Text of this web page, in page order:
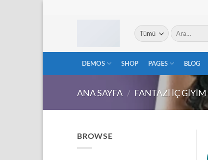
Ara:
DEMOS SHOP PAGES BLOG
ANA SAYFA / FANTAZI İÇ GIYIM
BROWSE